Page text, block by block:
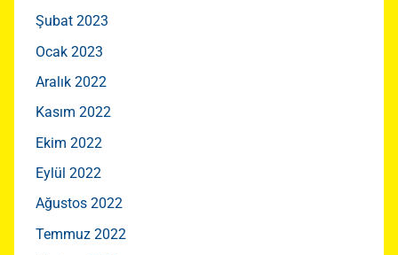
Şubat 2023
Ocak 2023
Aralık 2022
Kasım 2022
Ekim 2022
Eylül 2022
Ağustos 2022
Temmuz 2022